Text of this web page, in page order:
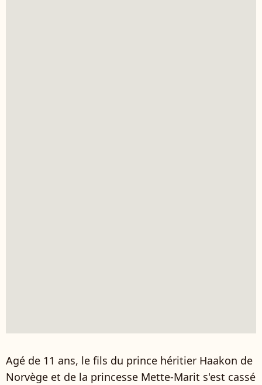
Agé de 11 ans, le fils du prince héritier Haakon de
Norvège et de la princesse Mette-Marit s'est cassé